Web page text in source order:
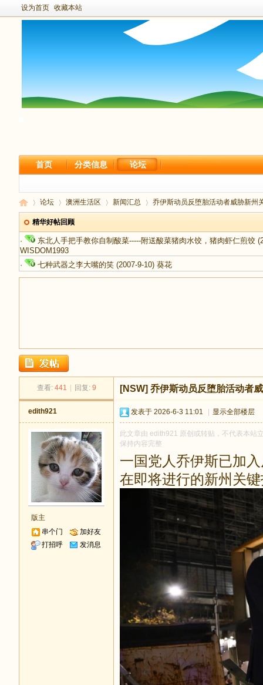
设为首页 收藏本站
首页 分类信息 论坛
新
足
›
论坛
›
澳洲生活区 新闻汇总 乔伊斯动员反堕胎活动者威胁新州
精华好帖回顾
· 东北人手把手教你自制酸菜-----附送酸菜猪肉水饺，猪肉虾仁煎饺
WISDOM1993
·
七种武器之李大嘴的笑 (2007-9-10) 葵花
查看: 441 回复: 9 [NSW] 乔伊斯动员反堕胎活动者
edith921
版主
串个门
加好友
打招呼
发消息
发表于 2026-6-3 11:01 显示全部楼层
此文章由 edith921 原创或转贴，不代表本站
保持内容完整
一国党人乔伊斯已加
在即将进行的新州关